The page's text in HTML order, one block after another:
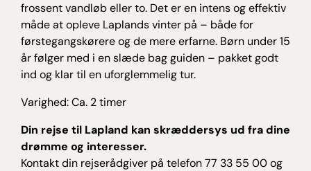
frossent vandløb eller to. Det er en intens og effektiv
måde at opleve Laplands vinter på – både for
førstegangskørere og de mere erfarne. Børn under 15
år følger med i en slæde bag guiden – pakket godt
ind og klar til en uforglemmelig tur.
Varighed: Ca. 2 timer
Din rejse til Lapland kan skræddersys ud fra dine
drømme og interesser.
Kontakt din rejserådgiver på telefon 77 33 55 00 og